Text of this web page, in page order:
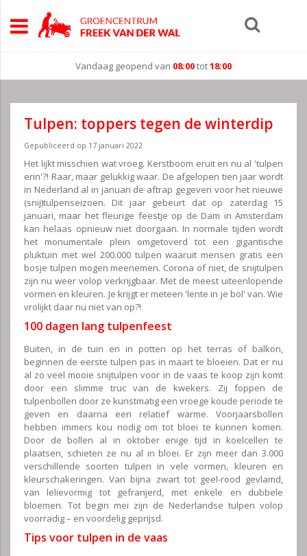
Vandaag geopend van 08:00tot18:00
Tulpen: toppers tegen de winterdip
Gepubliceerd op 17 januari 2022
Het lijkt misschien wat vroeg. Kerstboom eruit en nu al 'tulpen
erin'?! Raar, maar gelukkig waar. De afgelopen tien jaar wordt
in Nederland al in januari de aftrap gegeven voor het nieuwe
(snij)tulpenseizoen. Dit jaar gebeurt dat op zaterdag 15
januari, maar het fleurige feestje op de Dam in Amsterdam
kan helaas opnieuw niet doorgaan. In normale tijden wordt
het monumentale plein omgetoverd tot een gigantische
pluktuin met wel 200.000 tulpen waaruit mensen gratis een
bosje tulpen mogen meenemen. Corona of niet, de snijtulpen
zijn nu weer volop verkrijgbaar. Met de meest uiteenlopende
vormen en kleuren. Je krijgt er meteen 'lente in je bol' van. Wie
vrolijkt daar nu niet van op?!
100 dagen lang tulpenfeest
Buiten, in de tuin en in potten op het terras of balkon,
beginnen de eerste tulpen pas in maart te bloeien. Dat er nu
al zo veel mooie snijtulpen voor in de vaas te koop zijn komt
door een slimme truc van de kwekers. Zij foppen de
tulpenbollen door ze kunstmatig een vroege koude periode te
geven en daarna een relatief warme. Voorjaarsbollen
hebben immers kou nodig om tot bloei te kunnen komen.
Door de bollen al in oktober enige tijd in koelcellen te
plaatsen, schieten ze nu al in bloei. Er zijn meer dan 3.000
verschillende soorten tulpen in vele vormen, kleuren en
kleurschakeringen. Van bijna zwart tot geel-rood gevlamd,
van lelievormig tot gefranjerd, met enkele en dubbele
bloemen. Tot begin mei zijn de Nederlandse tulpen volop
voorradig – en voordelig geprijsd.
Tips voor tulpen in de vaas